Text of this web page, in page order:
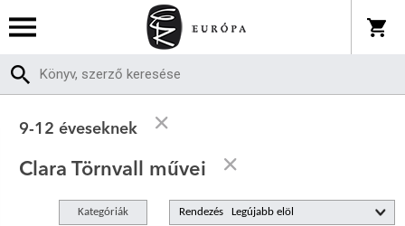
9-12 éveseknek
Clara Törnvall művei
Kategóriák Rendezés